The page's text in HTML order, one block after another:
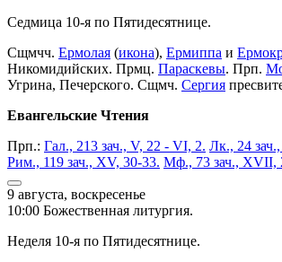
Седмица 10-я по Пятидесятнице.
Сщмчч. Ермолая (икона), Ермиппа и
Никомидийских. Прмц. Параскевы. Прп.
Угрина, Печерского. Сщмч. Сергия
Евангельские Чтения
Прп.: Гал., 213 зач., V, 22 - VI, 2. Лк., 24
Рим., 119 зач., XV, 30-33. Мф., 73 зач., XVII,
9 августа, воскресенье
10:00 Божественная литургия.
Неделя 10-я по Пятидесятнице.